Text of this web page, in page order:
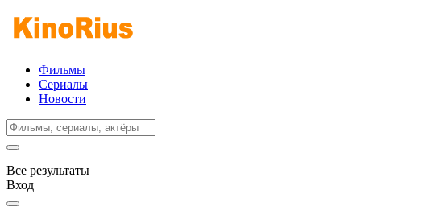
Фильмы
Сериалы
Новости
Все результаты
Вход